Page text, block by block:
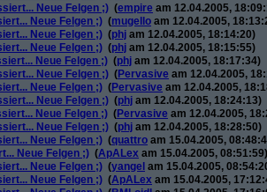
Neue Felgen ;) (empire am 12.04.2005,
Neue Felgen ;) (mugello am 12.04.2005,
Neue Felgen ;) (phj am 12.04.2005, 18:14:20)
Neue Felgen ;) (phj am 12.04.2005, 18:15:55)
Neue Felgen ;) (phj am 12.04.2005, 18:17:34)
Neue Felgen ;) (Pervasive am 12.04.2005,
Neue Felgen ;) (Pervasive am 12.04.2005,
Neue Felgen ;) (phj am 12.04.2005, 18:24:13)
Neue Felgen ;) (Pervasive am 12.04.2005,
Neue Felgen ;) (phj am 12.04.2005, 18:28:50)
Neue Felgen ;) (quattro am 15.04.2005,
Neue Felgen ;) (ApALex am 15.04.2005, 08:51:59)
Neue Felgen ;) (yangel am 15.04.2005,
Neue Felgen ;) (ApALex am 15.04.2005,